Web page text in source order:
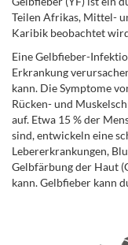
Teilen Afrikas, Mittel-
Karibik beobachtet
Eine Gelbfieber-
Erkrankung
kann. Die Symptome
Rücken- und
auf. Etwa 15 % der
sind, entwickeln eine
Lebererkrankungen,
Gelbfärbung der Haut
kann. Gelbfieber kann